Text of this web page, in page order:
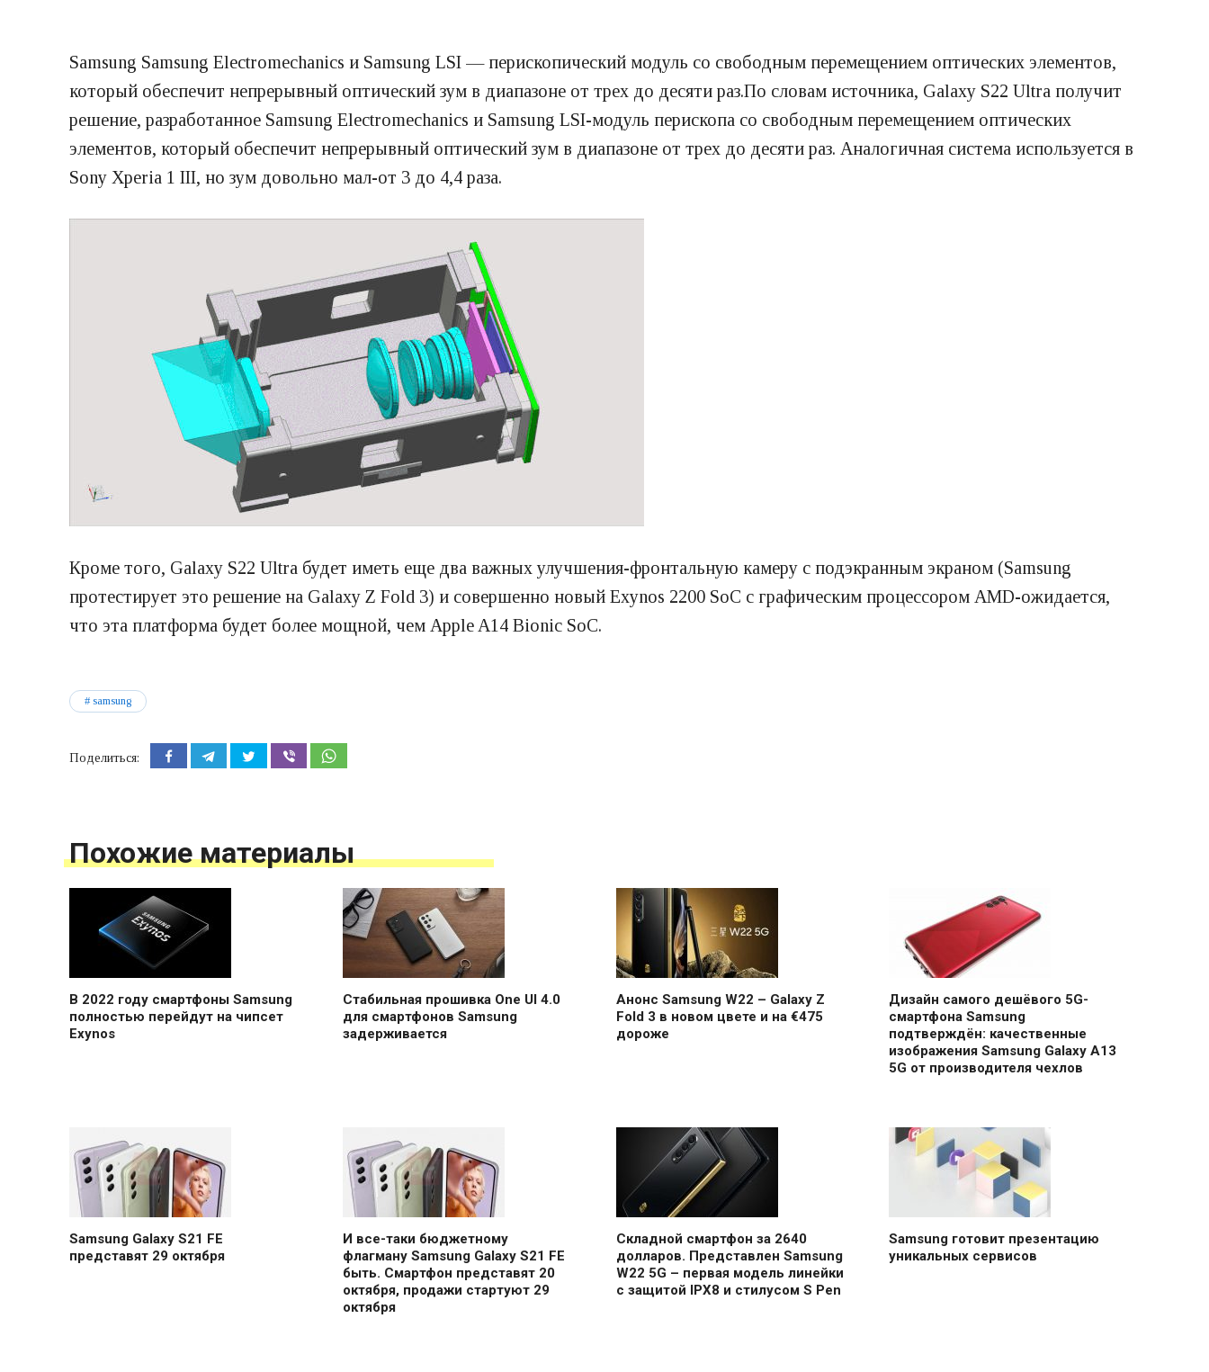
Samsung Samsung Electromechanics и Samsung LSI — перископический модуль со свободным перемещением оптических элементов,
который обеспечит непрерывный оптический зум в диапазоне от трех до десяти раз.По словам источника, Galaxy S22 Ultra получит
решение, разработанное Samsung Electromechanics и Samsung LSI-модуль перископа со свободным перемещением оптических
элементов, который обеспечит непрерывный оптический зум в диапазоне от трех до десяти раз. Аналогичная система используется в
Sony Xperia 1 III, но зум довольно мал-от 3 до 4,4 раза.
Кроме того, Galaxy S22 Ultra будет иметь еще два важных улучшения-фронтальную камеру с подэкранным экраном (Samsung
протестирует это решение на Galaxy Z Fold 3) и совершенно новый Exynos 2200 SoC с графическим процессором AMD-ожидается,
что эта платформа будет более мощной, чем Apple A14 Bionic SoC.
samsung
Поделиться:
Похожие материалы
В 2022 году смартфоны Samsung
полностью перейдут на чипсет
Exynos
Стабильная прошивка One UI 4.0
для смартфонов Samsung
задерживается
Анонс Samsung W22 – Galaxy Z
Fold 3 в новом цвете и на €475
дороже
Дизайн самого дешёвого 5G-
смартфона Samsung
подтверждён: качественные
изображения Samsung Galaxy A13
5G от производителя чехлов
Samsung Galaxy S21 FE
представят 29 октября
И все-таки бюджетному
флагману Samsung Galaxy S21 FE
быть. Смартфон представят 20
октября, продажи стартуют 29
октября
Складной смартфон за 2640
долларов. Представлен Samsung
W22 5G – первая модель линейки
с защитой IPX8 и стилусом S Pen
Samsung готовит презентацию
уникальных сервисов